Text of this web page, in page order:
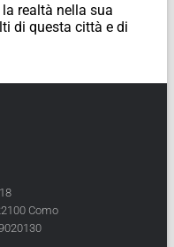
realtà nella sua
di questa città e di
Como